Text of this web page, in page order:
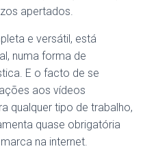
apertados.
e versátil, está
numa forma de
E o facto de se
aos vídeos
qualquer tipo de trabalho,
quase obrigatória
na internet.